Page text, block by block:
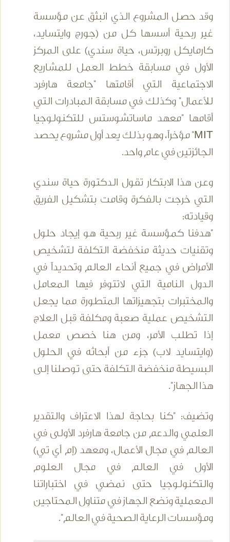
وقد حصل المشروع الذي انبثق عن مؤسسة
غير ربحية أسسها كل من (جورج وايتسايد،
كارمايكل روبرتس، حياة سندي) على المركز
الأول في مسابقة خطط العمل للمشاريع
الاجتماعية التي أقامتها "جامعة هارفرد
للأعمال" وكذلك في مسابقة المبادرات التي
أقامها "معهد ماساتشوستس للتكنولوجيا
MIT" مؤخراً، وهو بذلك يعد أول مشروع يحصد
الجائزتين في عام واحد.
وعن هذا الابتكار تقول الدكتورة حياة سندي
التي خرجت بالفكرة وقامت بتشكيل الفريق
وقيادته:
"هدفنا كمؤسسة غير ربحية هو إيجاد حلول
وتقنيات حديثة منخفضة التكلفة لتشخيص
الأمراض في جميع أنحاء العالم وتحديداً في
الدول النامية التي لاتتوفر فيها المعامل
والمختبرات بتجهيزاتها المتطورة مما يجعل
التشخيص عملية صعبة ومكلفة قبل العلاج
إذا تطلب الأمر، ومن هنا خصص معمل
(وايتسايد لاب) جزء من أبحاثه في الحلول
البسيطة منخفضة التكلفة حتى توصلنا إلى
هذا الجهاز".
وتضيف: "كنا بحاجة لهذا الاعتراف والتقدير
العلمي والدعم من جامعة هارفرد الأولى في
العالم في مجال الأعمال، ومعهد (إم أي تي)
الأول في العالم في مجال العلوم
والتكنولوجيا حتى نمضي في اختباراتنا
المعملية ونضع الجهاز في متناول المحتاجين
ومؤسسات الرعاية الصحية في العالم".